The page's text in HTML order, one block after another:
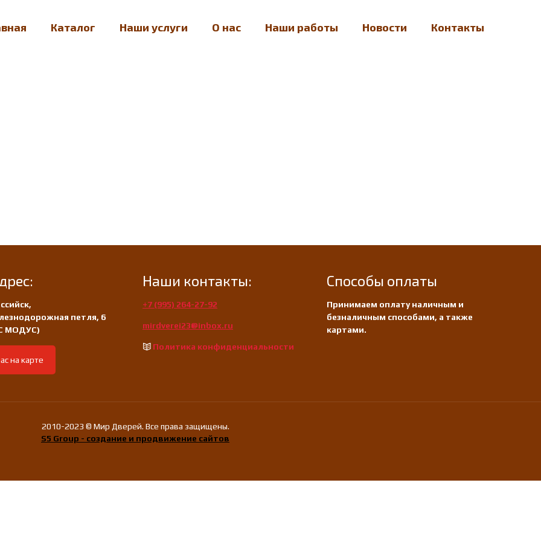
Каталог Наши услуги О нас Наши работы Новости Контакты
петля, 6
МОДУС)
на карте
Наши контакты:
+7 (995) 264-27-92
mirdverei23@inbox.ru
Политика конфиденциальности
Способы оплаты
Принимаем оплату наличным и
безналичным способами, а также
картами.
2010-2023 © Мир Дверей. Все права защищены.
S5 Group - создание и продвижение сайтов